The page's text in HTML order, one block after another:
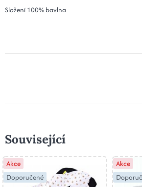
Složení 100% bavlna
Související
Akce
Doporučené
Akce